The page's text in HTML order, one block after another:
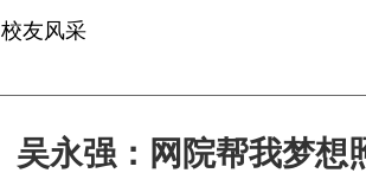
校友风采
吴永强：网院帮我梦想